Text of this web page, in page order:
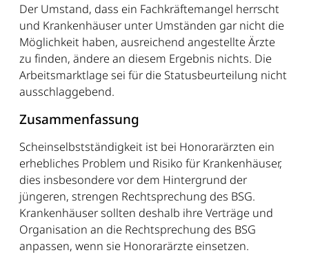
Der Umstand, dass ein Fachkräftemangel herrscht
und Krankenhäuser unter Umständen gar nicht die
Möglichkeit haben, ausreichend angestellte Ärzte
zu finden, ändere an diesem Ergebnis nichts. Die
Arbeitsmarktlage sei für die Statusbeurteilung nicht
ausschlaggebend.
Zusammenfassung
Scheinselbstständigkeit ist bei Honorarärzten ein
erhebliches Problem und Risiko für Krankenhäuser,
dies insbesondere vor dem Hintergrund der
jüngeren, strengen Rechtsprechung des BSG.
Krankenhäuser sollten deshalb ihre Verträge und
Organisation an die Rechtsprechung des BSG
anpassen, wenn sie Honorarärzte einsetzen.